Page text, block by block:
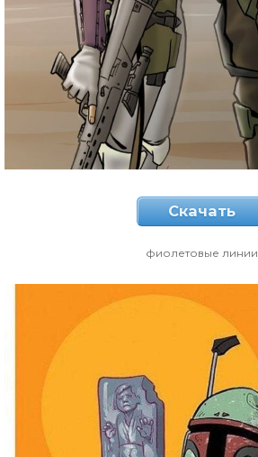
Скачать
фиолетовые линии